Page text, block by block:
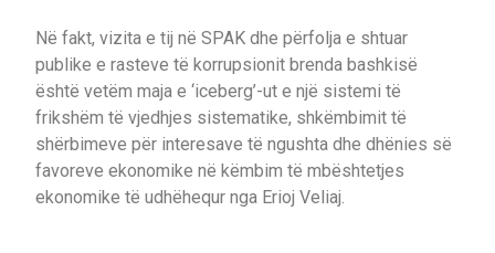
Në fakt, vizita e tij në SPAK dhe përfolja e shtuar
publike e rasteve të korrupsionit brenda bashkisë
është vetëm maja e ‘iceberg’-ut e një sistemi të
frikshëm të vjedhjes sistematike, shkëmbimit të
shërbimeve për interesave të ngushta dhe dhënies së
favoreve ekonomike në këmbim të mbështetjes
ekonomike të udhëhequr nga Erioj Veliaj.